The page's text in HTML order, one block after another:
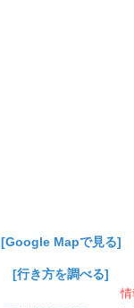
[Google Mapで見る]
[行き方を調べる]